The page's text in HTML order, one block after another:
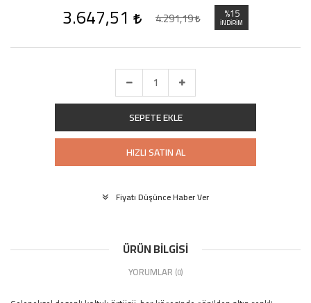
3.647,51 4.291,19 %15
İNDIRIM
SEPETE EKLE
HIZLI SATIN AL
Fiyatı Düşünce Haber Ver
ÜRÜN BILGISI
YORUMLAR (0)